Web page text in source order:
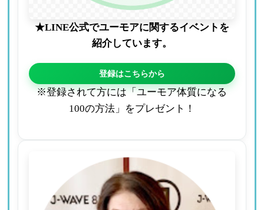
★LINE公式でユーモアに関するイベントを
紹介しています。
登録はこちらから
※登録されて方には「ユーモア体質になる
100の方法」をプレゼント！